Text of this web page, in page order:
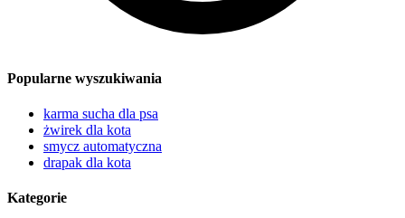
Popularne wyszukiwania
karma sucha dla psa
żwirek dla kota
smycz automatyczna
drapak dla kota
Kategorie